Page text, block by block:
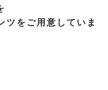
ツをご用意していま